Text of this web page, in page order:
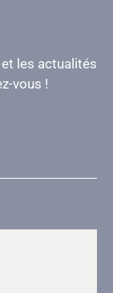
les actualités
vous !